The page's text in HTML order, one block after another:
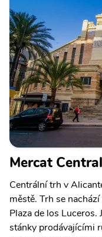
Mercat
Centrální trh v
městě. Trh se
Plaza de los
stánky prodávajícími